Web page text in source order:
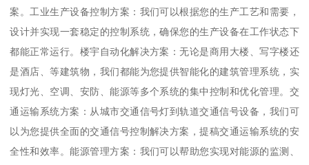
案。工业生产设备控制方案：我们可以根据您的生产工艺和需要，
设计并实现一套稳定的控制系统，确保您的生产设备在工作状态下
都能正常运行。楼宇自动化解决方案：无论是商用大楼、写字楼还
是酒店、等建筑物，我们都能为您提供智能化的建筑管理系统，实
现灯光、空调、安防、能源等多个系统的集中控制和优化管理。交
通运输系统方案：从城市交通信号灯到轨道交通信号设备，我们可
以为您提供全面的交通信号控制解决方案，提稿交通运输系统的安
全性和效率。能源管理方案：我们可以帮助您实现对能源的监测、